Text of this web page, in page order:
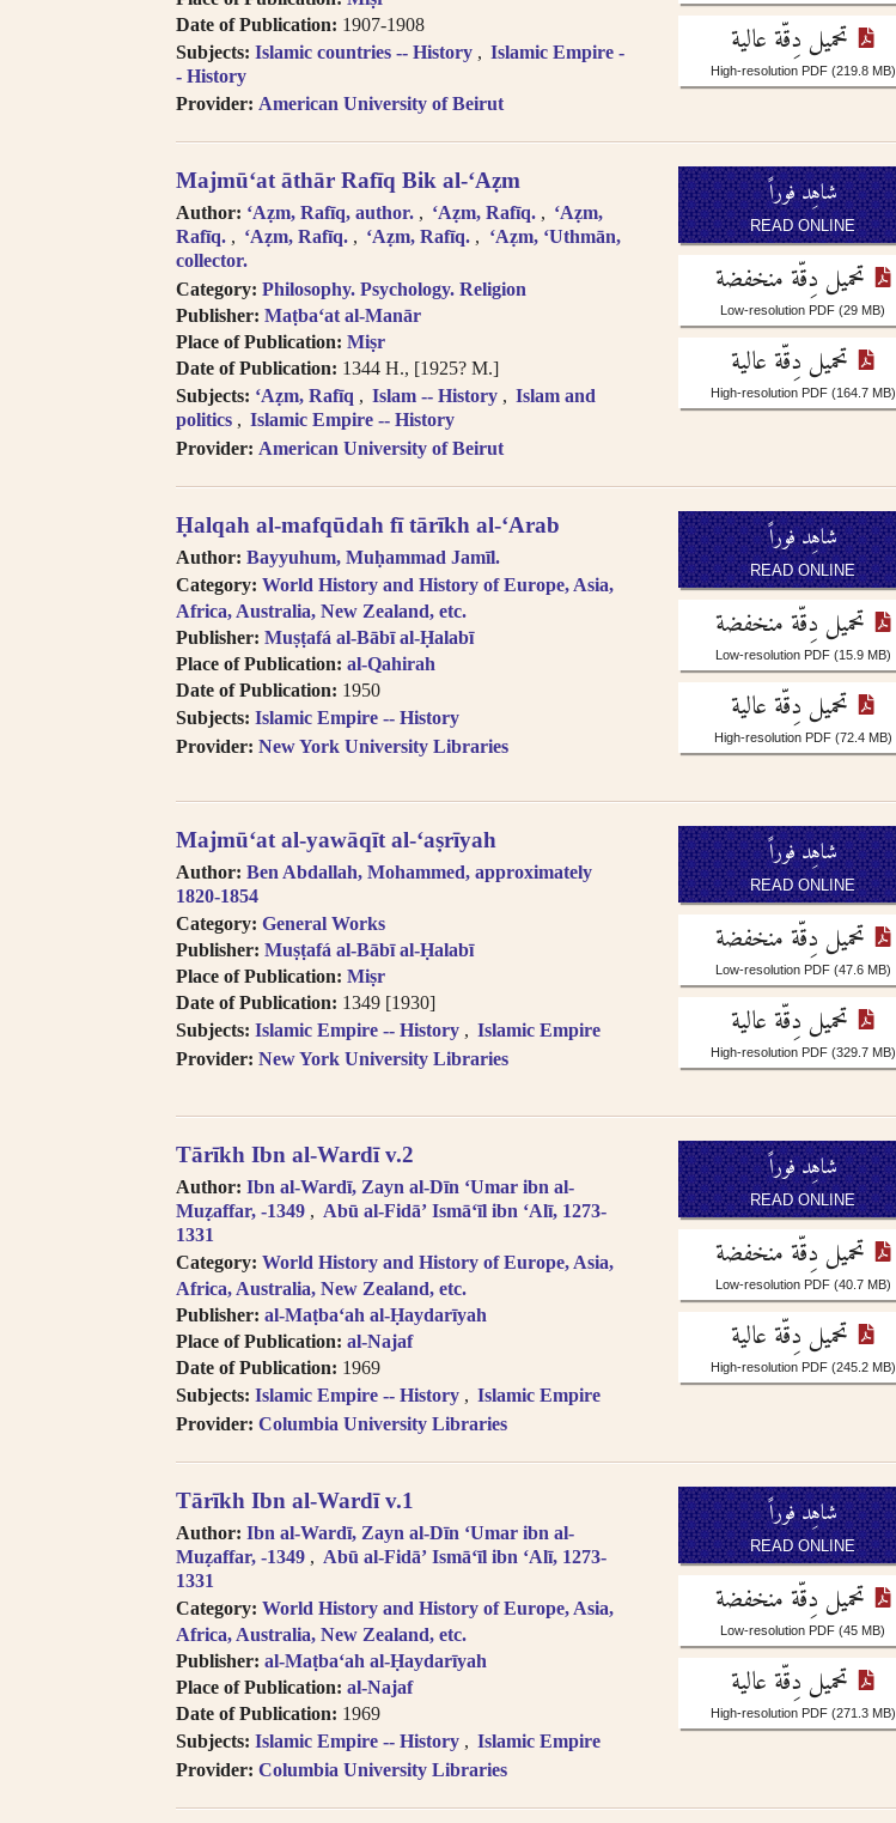
Try searching subject terms in English, French, or
transliteration, i.e. philosophy, philosophie, falsafah.
Try searching names with or without the definite article
“Al-“.
Feminine possessive suffix appears as -iyah and not
as -iyyah, i.e. search for Hanafiyah.
Tanwīn al-Fatḥ is written in transliteration as -an, i.e.
search for khassatan.
Tāʼ Marbūṭah is written as -h for single nouns and -t in
cases of al-Iḍāfah (compound nouns).
Date of Publication: 1907-1908
Subjects: Islamic countries -- History
Islamic Empire -
- History
Provider: American University of Beirut
تحميل دِقّة عالية
High-resolution PDF (219.8 MB)
Majmū‘at āthār Rafīq Bik al-‘Aẓm
Author: ʻAẓm, Rafīq, author. ʻAẓm, Rafīq.
ʻAẓm,
Rafīq.
ʻAẓm, Rafīq. ʻAẓm, Rafīq.
ʻAẓm, ‘Uthmān,
collector.
Category: Philosophy. Psychology. Religion
Publisher: Maṭba‘at al-Manār
Place of Publication: Miṣr
Date of Publication: 1344 H., [1925? M.]
Subjects: ʻAẓm, Rafīq Islam -- History
Islam and
politics
Islamic Empire -- History
Provider: American University of Beirut
شاهِد فوراً
READ ONLINE
تحميل دِقّة منخفضة
Low-resolution PDF (29 MB)
تحميل دِقّة عالية
High-resolution PDF (164.7 MB)
Ḥalqah al-mafqūdah fī tārīkh al-ʻArab
Author: Bayyuhum, Muḥammad Jamīl.
Category: World History and History of Europe, Asia,
Africa, Australia, New Zealand, etc.
Publisher: Muṣṭafá al-Bābī al-Ḥalabī
Place of Publication: al-Qahirah
Date of Publication: 1950
Subjects: Islamic Empire -- History
Provider: New York University Libraries
شاهِد فوراً
READ ONLINE
تحميل دِقّة منخفضة
Low-resolution PDF (15.9 MB)
تحميل دِقّة عالية
High-resolution PDF (72.4 MB)
Majmūʻat al-yawāqīt al-ʻaṣrīyah
Author: Ben Abdallah, Mohammed, approximately
1820-1854
Category: General Works
Publisher: Muṣṭafá al-Bābī al-Ḥalabī
Place of Publication: Miṣr
Date of Publication: 1349 [1930]
Subjects: Islamic Empire -- History
Islamic Empire
Provider: New York University Libraries
شاهِد فوراً
READ ONLINE
تحميل دِقّة منخفضة
Low-resolution PDF (47.6 MB)
تحميل دِقّة عالية
High-resolution PDF (329.7 MB)
Tārīkh Ibn al-Wardī v.2
Author: Ibn al-Wardī, Zayn al-Dīn ʻUmar ibn al-
Muẓaffar, -1349
Abū al-Fidāʼ Ismāʻīl ibn ʻAlī, 1273-
1331
Category: World History and History of Europe, Asia,
Africa, Australia, New Zealand, etc.
Publisher: al-Maṭbaʻah al-Ḥaydarīyah
Place of Publication: al-Najaf
Date of Publication: 1969
Subjects: Islamic Empire -- History
Islamic Empire
Provider: Columbia University Libraries
شاهِد فوراً
READ ONLINE
تحميل دِقّة منخفضة
Low-resolution PDF (40.7 MB)
تحميل دِقّة عالية
High-resolution PDF (245.2 MB)
Tārīkh Ibn al-Wardī v.1
Author: Ibn al-Wardī, Zayn al-Dīn ʻUmar ibn al-
Muẓaffar, -1349
Abū al-Fidāʼ Ismāʻīl ibn ʻAlī, 1273-
1331
Category: World History and History of Europe, Asia,
Africa, Australia, New Zealand, etc.
Publisher: al-Maṭbaʻah al-Ḥaydarīyah
Place of Publication: al-Najaf
Date of Publication: 1969
Subjects: Islamic Empire -- History
Islamic Empire
Provider: Columbia University Libraries
شاهِد فوراً
READ ONLINE
تحميل دِقّة منخفضة
Low-resolution PDF (45 MB)
تحميل دِقّة عالية
High-resolution PDF (271.3 MB)